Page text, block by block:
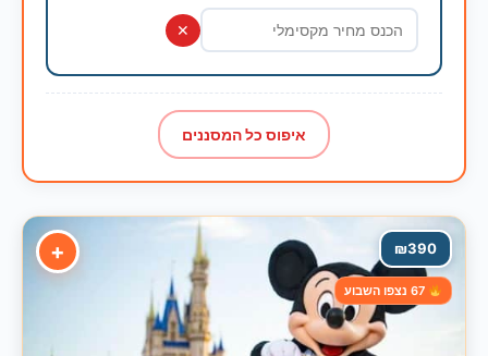
✕
איפוס כל המסננים
+ 390
₪